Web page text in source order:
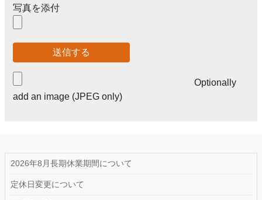
写真を添付
Optionally
add an image (JPEG only)
2026年8月長期休業期間について
定休日変更について